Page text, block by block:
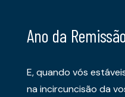
Ano da
E, quando vós
na incircuncisão da